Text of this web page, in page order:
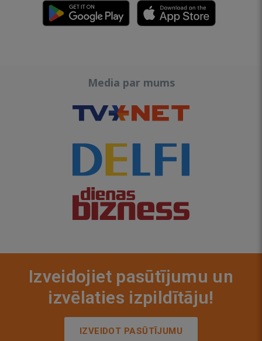
Media par mums
Izveidojiet pasūtījumu un
izvēlaties izpildītāju!
IZVEIDOT PASŪTĪJUMU